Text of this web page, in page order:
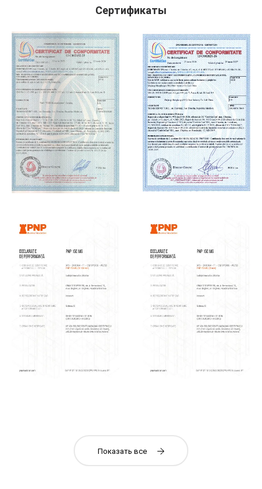
Сертификаты
Показать все